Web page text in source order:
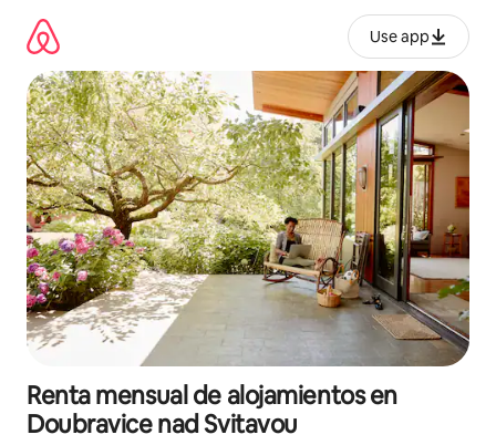
contenido
Use app
Renta mensual de alojamientos en
Doubravice nad Svitavou